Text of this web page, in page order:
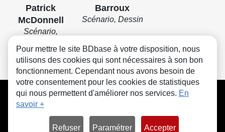
Patrick
McDonnell
Scénario,
Barroux
Scénario, Dessin
CGU FAQ Contact Cookies
Pour mettre le site BDbase à votre disposition, nous
utilisons des cookies qui sont nécessaires à son bon
fonctionnement. Cependant nous avons besoin de
votre consentement pour les cookies de statistiques
qui nous permettent d'améliorer nos services. En
savoir +
Refuser Paramétrer Accepter